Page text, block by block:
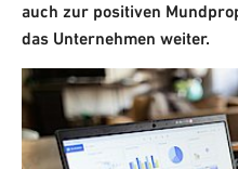
auch zur positiven
das Unternehmen weiter.